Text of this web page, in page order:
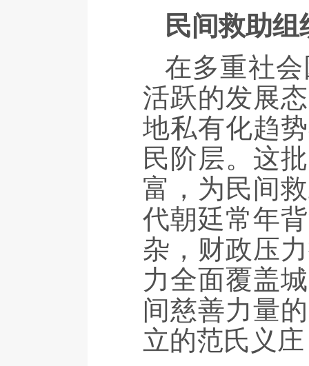
民间救助组
在多重社
活跃的发展
地私有化趋
民阶层。这
富，为民间
代朝廷常年
杂，财政压
力全面覆盖
间慈善力量
立的范氏义